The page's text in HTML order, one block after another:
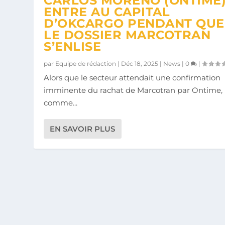
ENTRE AU CAPITAL
D’OKCARGO PENDANT QUE
LE DOSSIER MARCOTRAN
S’ENLISE
par Equipe de rédaction | Déc 18, 2025 | News |0 |
Alors que le secteur attendait une confirmation
imminente du rachat de Marcotran par Ontime,
comme...
EN SAVOIR PLUS